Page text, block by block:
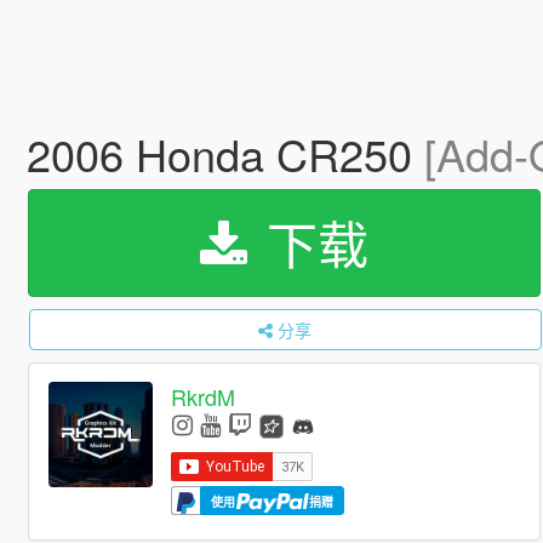
2006 Honda CR250 [Add-
下载
分享
RkrdM
使用 捐赠